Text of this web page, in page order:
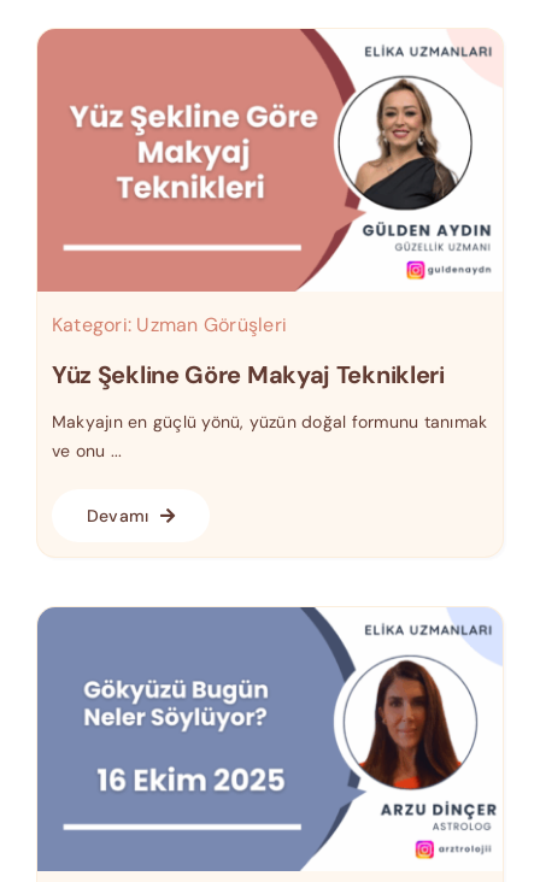
Kategori: Uzman Görüşleri
Yüz Şekline Göre Makyaj Teknikleri
Makyajın en güçlü yönü, yüzün doğal formunu tanımak
ve onu ...
Devamı